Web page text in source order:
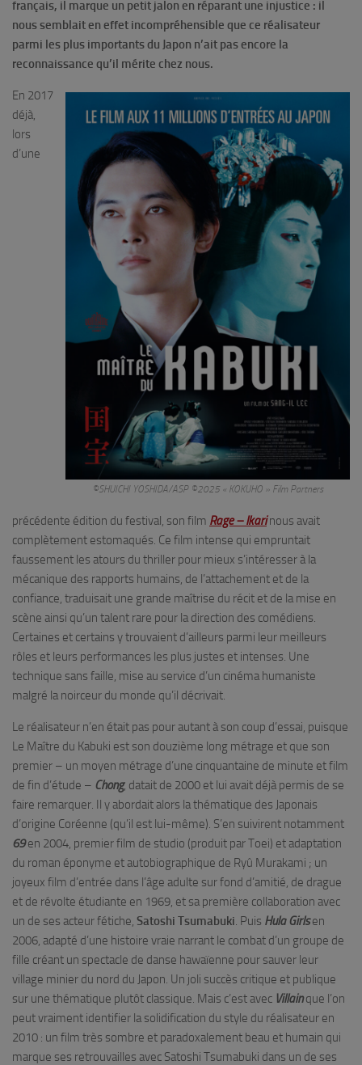
français, il marque un petit jalon en réparant une injustice : il
nous semblait en effet incompréhensible que ce réalisateur
parmi les plus importants du Japon n’ait pas encore la
reconnaissance qu’il mérite chez nous.
©SHUICHI YOSHIDA/ASP ©2025 « KOKUHO » Film Partners
En 2017
déjà,
lors
d’une
précédente édition du festival, son film Rage – Ikari nous avait
complètement estomaqués. Ce film intense qui empruntait
faussement les atours du thriller pour mieux s’intéresser à la
mécanique des rapports humains, de l’attachement et de la
confiance, traduisait une grande maîtrise du récit et de la mise en
scène ainsi qu’un talent rare pour la direction des comédiens.
Certaines et certains y trouvaient d’ailleurs parmi leur meilleurs
rôles et leurs performances les plus justes et intenses. Une
technique sans faille, mise au service d’un cinéma humaniste
malgré la noirceur du monde qu’il décrivait.
Le réalisateur n’en était pas pour autant à son coup d’essai, puisque
Le Maître du Kabuki est son douzième long métrage et que son
premier – un moyen métrage d’une cinquantaine de minute et film
de fin d’étude – Chong, datait de 2000 et lui avait déjà permis de se
faire remarquer. Il y abordait alors la thématique des Japonais
d’origine Coréenne (qu’il est lui-même). S’en suivirent notamment
69en 2004, premier film de studio (produit par Toei) et adaptation
du roman éponyme et autobiographique de Ryû Murakami ; un
joyeux film d’entrée dans l’âge adulte sur fond d’amitié, de drague
et de révolte étudiante en 1969, et sa première collaboration avec
un de ses acteur fétiche, Satoshi Tsumabuki. Puis Hula Girlsen
2006, adapté d’une histoire vraie narrant le combat d’un groupe de
fille créant un spectacle de danse hawaïenne pour sauver leur
village minier du nord du Japon. Un joli succès critique et publique
sur une thématique plutôt classique. Mais c’est avec Villainque l’on
peut vraiment identifier la solidification du style du réalisateur en
2010 : un film très sombre et paradoxalement beau et humain qui
marque ses retrouvailles avec Satoshi Tsumabuki dans un de ses